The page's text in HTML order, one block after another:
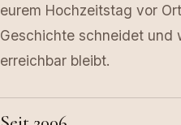
eurem Hochzeitstag vor
Geschichte schneidet und
erreichbar bleibt.